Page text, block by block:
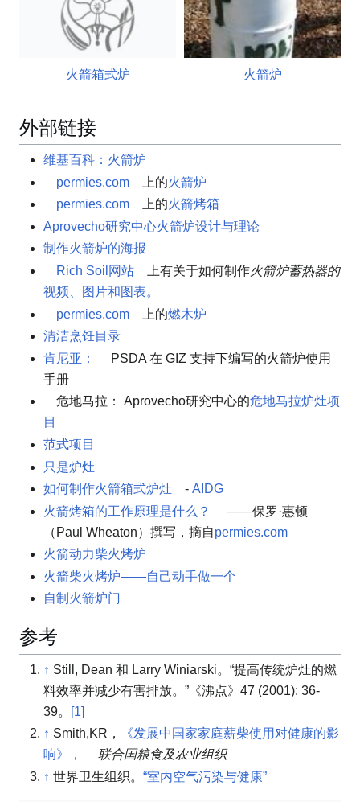
火箭箱式炉 火箭炉
外部链接
维基百科：火箭炉
permies.com
上的火箭炉
permies.com
上的火箭烤箱
Aprovecho研究中心火箭炉设计与理论
制作火箭炉的海报
Rich Soil网站
上有关于如何制作火箭炉蓄热器的
视频、图片和图表。
permies.com
上的燃木炉
清洁烹饪目录
肯尼亚：
PSDA 在 GIZ 支持下编写的火箭炉使用
手册
危地马拉： Aprovecho研究中心的危地马拉炉灶项
目
范式项目
只是炉灶
如何制作火箭箱式炉灶
- AIDG
火箭烤箱的工作原理是什么？
——保罗·惠顿
（Paul Wheaton）撰写，摘自permies.com
火箭动力柴火烤炉
火箭柴火烤炉——自己动手做一个
自制火箭炉门
参考
↑ Still, Dean 和 Larry Winiarski。“提高传统炉灶的燃
料效率并减少有害排放。”《沸点》47 (2001): 36-
39。
[1]
↑ Smith,KR，
《发展中国家家庭薪柴使用对健康的影
响》，
联合国粮食及农业组织
↑ 世界卫生组织。 “室内空气污染与健康”